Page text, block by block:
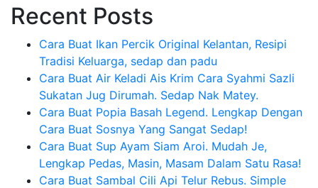
Recent Posts
Cara Buat Ikan Percik Original Kelantan, Resipi
Tradisi Keluarga, sedap dan padu
Cara Buat Air Keladi Ais Krim Cara Syahmi Sazli
Sukatan Jug Dirumah. Sedap Nak Matey.
Cara Buat Popia Basah Legend. Lengkap Dengan
Cara Buat Sosnya Yang Sangat Sedap!
Cara Buat Sup Ayam Siam Aroi. Mudah Je,
Lengkap Pedas, Masin, Masam Dalam Satu Rasa!
Cara Buat Sambal Cili Api Telur Rebus. Simple